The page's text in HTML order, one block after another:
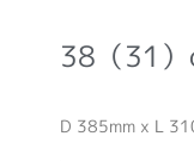
38（31
D 385mm x L